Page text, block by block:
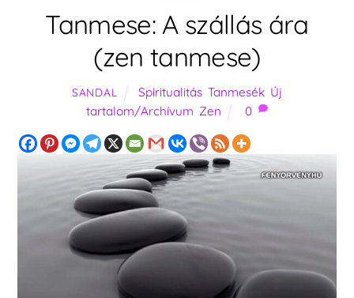
Tanmese: A szállás ára
(zen tanmese)
SANDAL Spiritualitás, Tanmesék, Új
tartalom/Archívum Zen 0